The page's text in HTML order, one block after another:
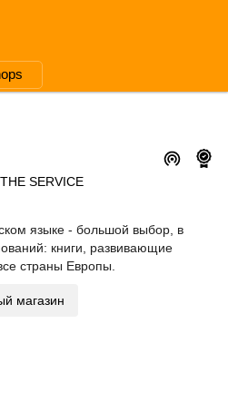
Детских Книг на
SERVICE
языке - большой выбор, в
книги, развивающие
страны Европы.
магазин